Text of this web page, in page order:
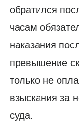
обратился
часам
наказания
превышение
только не
взыскания за
суда.